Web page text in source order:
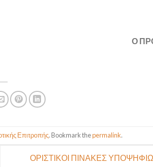
Ο
Επιτροπής. Bookmark thepermalink.
ΟΡΙΣΤΙΚΟΙ ΠΙΝΑΚΕΣ